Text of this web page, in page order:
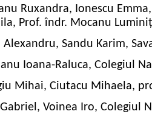
Ruxandra, Ionescu
Prof. îndr. Mocanu
Sandu Karim,
Ioana-Raluca, Colegiul
Mihai, Ciutacu Mihaela,
Voinea Iro, Colegiul